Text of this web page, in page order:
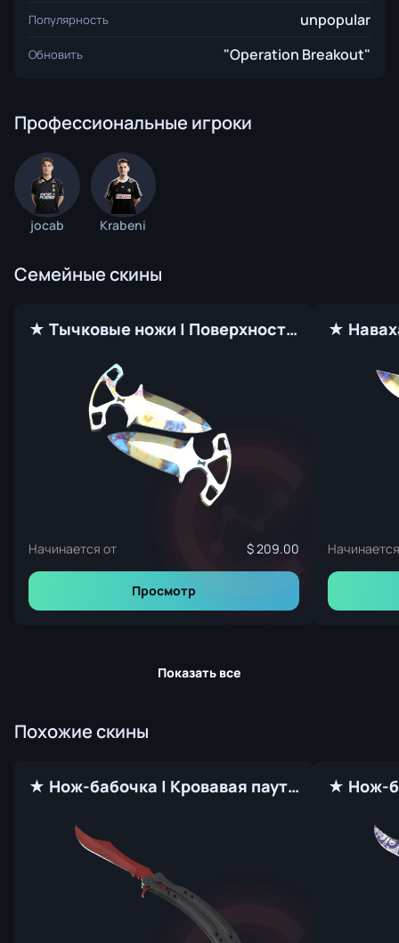
Популярность unpopular
Обновить "Operation Breakout"
Профессиональные игроки
jocab Krabeni
Семейные скины
★ Тычковые ножи | Поверхностная закалка (Прямо с завода)
Начинается от 209.00
Просмотр
Показать все
Похожие скины
★ Нож-бабочка | Кровавая паутина (Прямо с завода)